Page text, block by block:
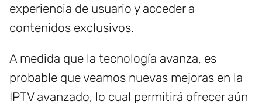
experiencia de usuario y acceder a
contenidos exclusivos.
A medida que la tecnología avanza, es
probable que veamos nuevas mejoras en la
IPTV avanzado, lo cual permitirá ofrecer aún